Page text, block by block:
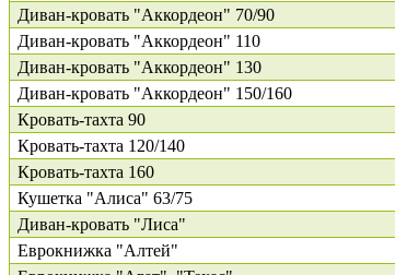
Диван-кровать "Аккордеон" 70/90
Диван-кровать "Аккордеон" 110
Диван-кровать "Аккордеон" 130
Диван-кровать "Аккордеон" 150/160
Кровать-тахта 90
Кровать-тахта 120/140
Кровать-тахта 160
Кушетка "Алиса" 63/75
Диван-кровать "Лиса"
Еврокнижка "Алтей"